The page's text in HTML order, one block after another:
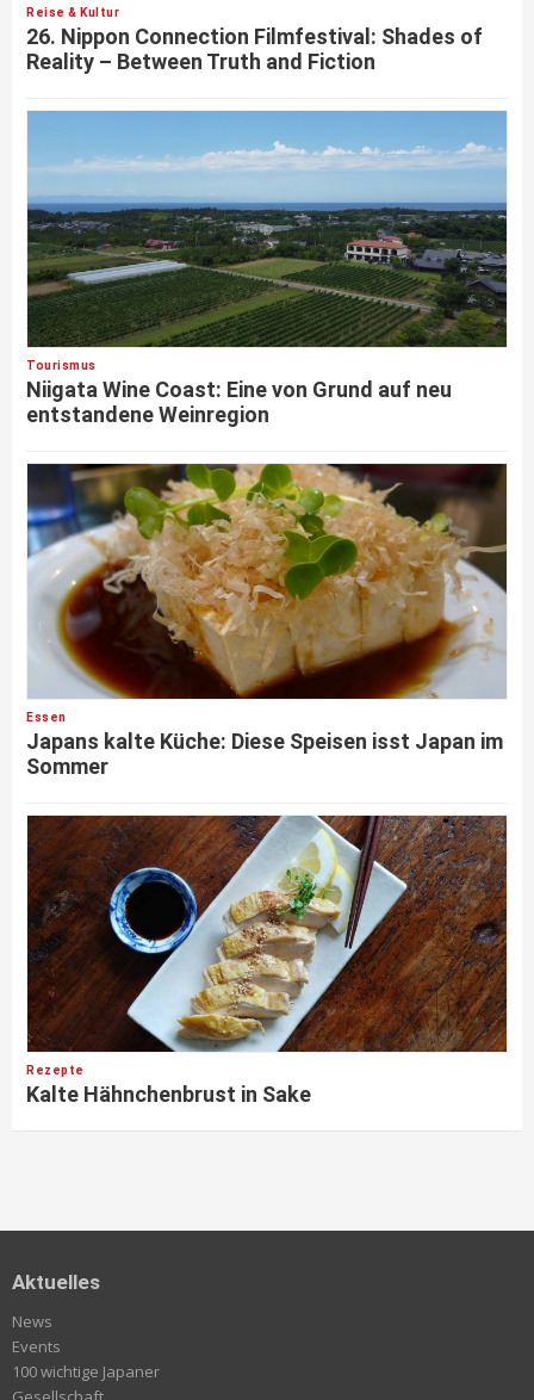
Reise & Kultur
26. Nippon Connection Filmfestival: Shades of
Reality – Between Truth and Fiction
Tourismus
Niigata Wine Coast: Eine von Grund auf neu
entstandene Weinregion
Essen
Japans kalte Küche: Diese Speisen isst Japan im
Sommer
Rezepte
Kalte Hähnchenbrust in Sake
Aktuelles
News
Events
100 wichtige Japaner